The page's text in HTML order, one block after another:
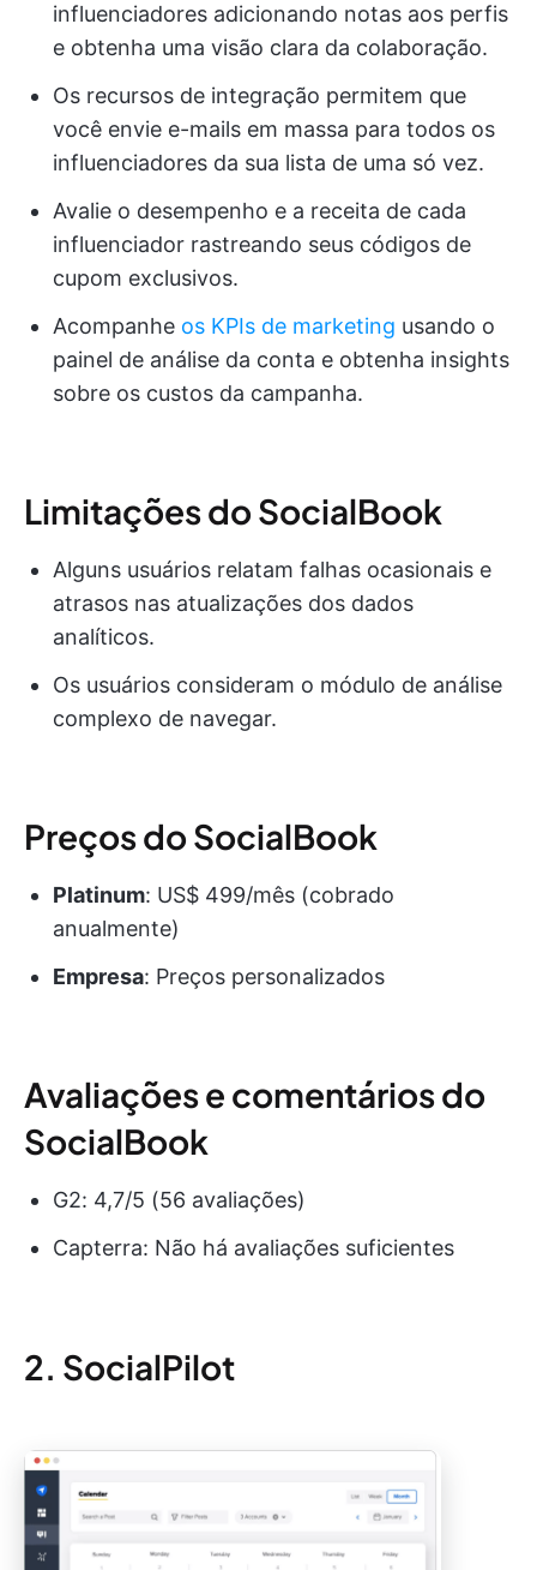
influenciadores adicionando notas aos perfis
e obtenha uma visão clara da colaboração.
Os recursos de integração permitem que
você envie e-mails em massa para todos os
influenciadores da sua lista de uma só vez.
Avalie o desempenho e a receita de cada
influenciador rastreando seus códigos de
cupom exclusivos.
Acompanhe os KPIs de marketing usando o
painel de análise da conta e obtenha insights
sobre os custos da campanha.
Limitações do SocialBook
Alguns usuários relatam falhas ocasionais e
atrasos nas atualizações dos dados
analíticos.
Os usuários consideram o módulo de análise
complexo de navegar.
Preços do SocialBook
Platinum: US$ 499/mês (cobrado
anualmente)
Empresa: Preços personalizados
Avaliações e comentários do
SocialBook
G2: 4,7/5 (56 avaliações)
Capterra: Não há avaliações suficientes
2. SocialPilot